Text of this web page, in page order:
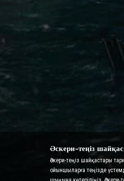
Әскери-теңіз
Әскери-теңіз шайқастары
ойыншыларға теңізде